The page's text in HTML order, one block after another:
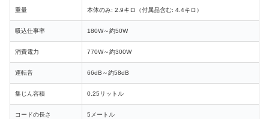
重量 本体のみ: 2.9キロ（付属品含む: 4.4キロ）
吸込仕事率 180W～約50W
消費電力 770W～約300W
運転音 66dB～約58dB
集じん容積 0.25リットル
コードの長さ 5メートル